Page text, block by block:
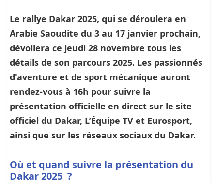
Le rallye Dakar 2025, qui se déroulera en
Arabie Saoudite du 3 au 17 janvier prochain,
dévoilera ce jeudi 28 novembre tous les
détails de son parcours 2025. Les passionnés
d'aventure et de sport mécanique auront
rendez-vous à 16h pour suivre la
présentation officielle en direct sur le site
officiel du Dakar, L’Équipe TV et Eurosport,
ainsi que sur les réseaux sociaux du Dakar.
Où et quand suivre la présentation du
Dakar 2025 ?